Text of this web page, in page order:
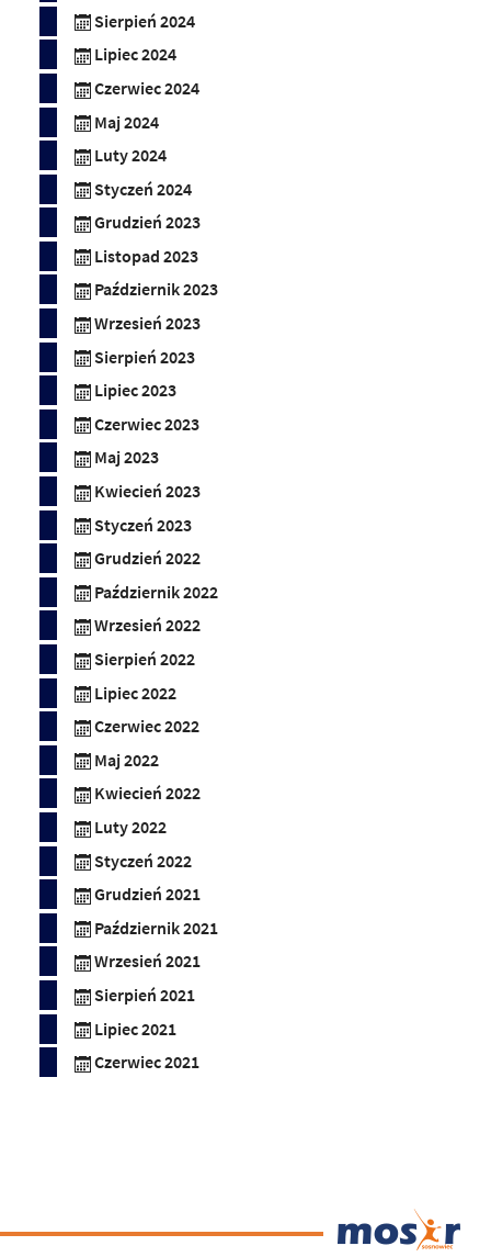
Sierpień 2024
Lipiec 2024
Czerwiec 2024
Maj 2024
Luty 2024
Styczeń 2024
Grudzień 2023
Listopad 2023
Październik 2023
Wrzesień 2023
Sierpień 2023
Lipiec 2023
Czerwiec 2023
Maj 2023
Kwiecień 2023
Styczeń 2023
Grudzień 2022
Październik 2022
Wrzesień 2022
Sierpień 2022
Lipiec 2022
Czerwiec 2022
Maj 2022
Kwiecień 2022
Luty 2022
Styczeń 2022
Grudzień 2021
Październik 2021
Wrzesień 2021
Sierpień 2021
Lipiec 2021
Czerwiec 2021